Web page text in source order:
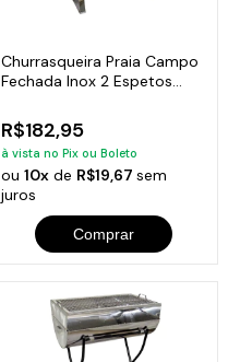
Churrasqueira Praia Campo
Fechada Inox 2 Espetos
R$182,95
à vista no Pix ou Boleto
ou 10xde R$19,67 sem
juros
Comprar